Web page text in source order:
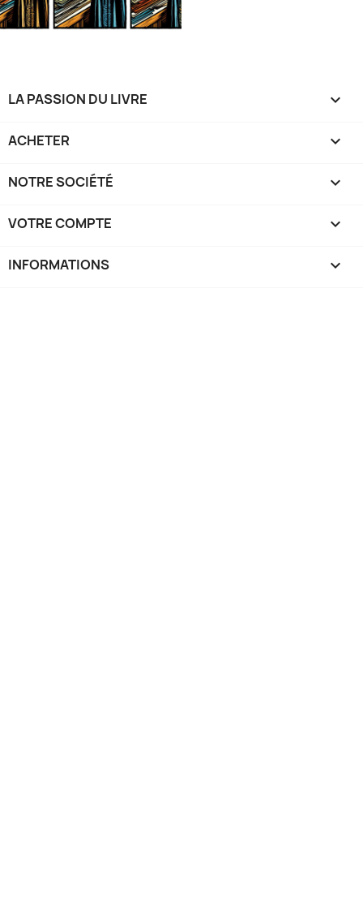
LA PASSION DU LIVRE 
ACHETER 
NOTRE SOCIÉTÉ 
VOTRE COMPTE 
INFORMATIONS keyboard_arrow_down